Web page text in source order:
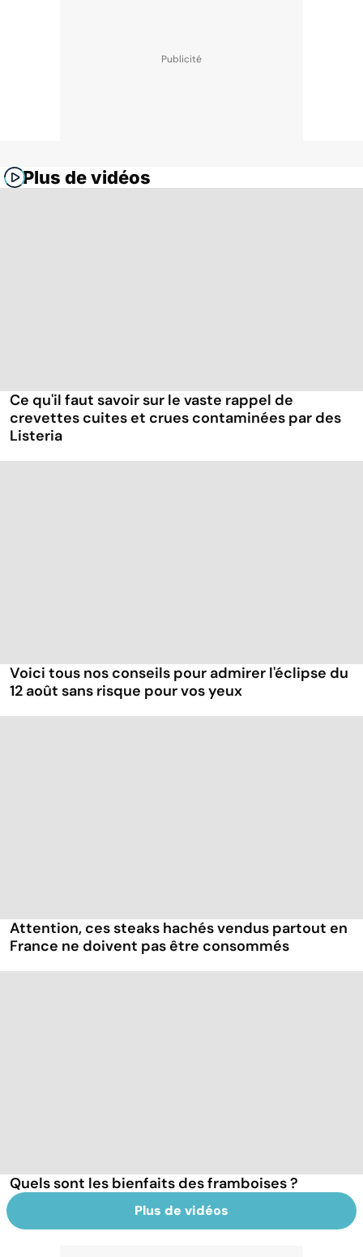
Plus de vidéos
Ce qu'il faut savoir sur le vaste rappel de
crevettes cuites et crues contaminées par des
Listeria
Voici tous nos conseils pour admirer l'éclipse du
12 août sans risque pour vos yeux
Attention, ces steaks hachés vendus partout en
France ne doivent pas être consommés
Quels sont les bienfaits des framboises ?
Plus de vidéos